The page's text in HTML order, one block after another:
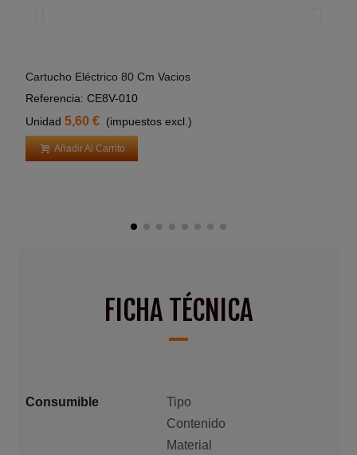
Añadir Al Carrito
Cartucho Eléctrico 80 Cm Vacios
Referencia: CE8V-010
Unidad 5,60 € (impuestos excl.)
Añadir Al Carrito
FICHA TÉCNICA
Consumible
Tipo
Contenido
Material